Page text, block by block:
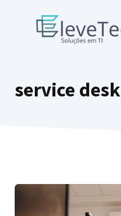
service desk